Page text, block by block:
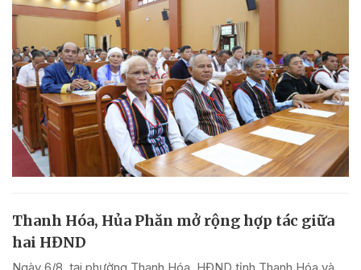
Thanh Hóa, Hủa Phăn mở rộng hợp tác giữa
hai HĐND